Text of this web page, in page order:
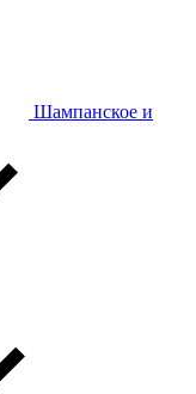
Шампанское и